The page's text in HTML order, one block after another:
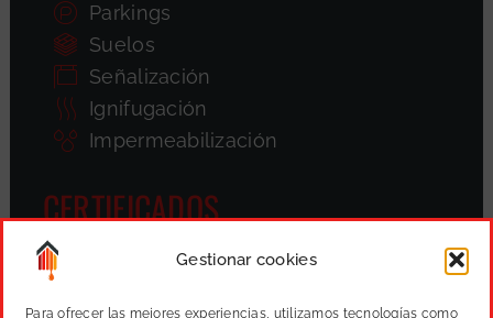
Gestionar cookies
Para ofrecer las mejores experiencias, utilizamos tecnologías como
Parkings
Suelos
Señalización
Ignifugación
Impermeabilización
CERTIFICADOS